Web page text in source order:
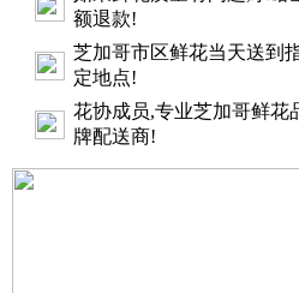
额退款!
芝加哥市区鲜花当天送到
定地点!
花协成员,专业芝加哥鲜花
牌配送商!